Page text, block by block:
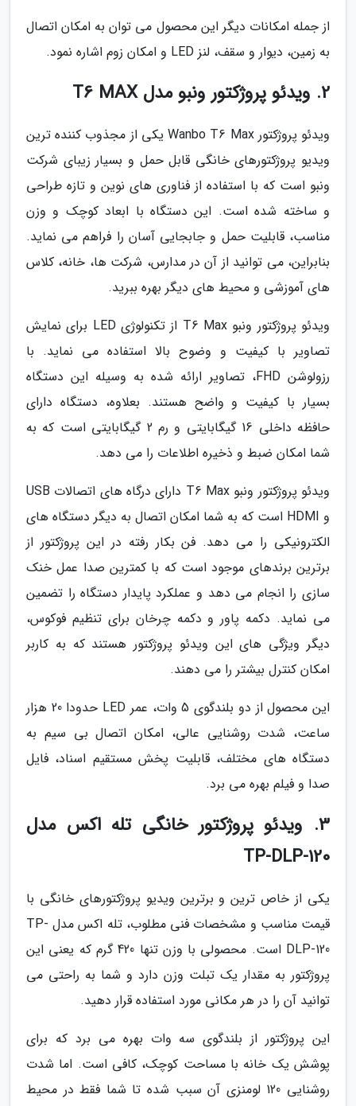
از جمله امکانات دیگر این محصول می توان به امکان اتصال
به زمین، دیوار و سقف، لنز LED و امکان زوم اشاره نمود.
2. ویدئو پروژکتور ونبو مدل T6 MAX
ویدئو پروژکتور Wanbo T6 Max یکی از مجذوب کننده ترین
ویدیو پروژکتورهای خانگی قابل حمل و بسیار زیبای شرکت
ونبو است که با استفاده از فناوری های نوین و تازه طراحی
و ساخته شده است. این دستگاه با ابعاد کوچک و وزن
مناسب، قابلیت حمل و جابجایی آسان را فراهم می نماید.
بنابراین، می توانید از آن در مدارس، شرکت ها، خانه، کلاس
های آموزشی و محیط های دیگر بهره ببرید.
ویدئو پروژکتور ونبو T6 Max از تکنولوژی LED برای نمایش
تصاویر با کیفیت و وضوح بالا استفاده می نماید. با
رزولوشن FHD، تصاویر ارائه شده به وسیله این دستگاه
بسیار با کیفیت و واضح هستند. بعلاوه، دستگاه دارای
حافظه داخلی 16 گیگابایتی و رم 2 گیگابایتی است که به
شما امکان ضبط و ذخیره اطلاعات را می دهد.
ویدئو پروژکتور ونبو T6 Max دارای درگاه های اتصالات USB
و HDMI است که به شما امکان اتصال به دیگر دستگاه های
الکترونیکی را می دهد. فن بکار رفته در این پروژکتور از
برترین برندهای موجود است که با کمترین صدا عمل خنک
سازی را انجام می دهد و عملکرد پایدار دستگاه را تضمین
می نماید. دکمه پاور و دکمه چرخان برای تنظیم فوکوس،
دیگر ویژگی های این ویدئو پروژکتور هستند که به کاربر
امکان کنترل بیشتر را می دهند.
این محصول از دو بلندگوی 5 وات، عمر LED حدودا 20 هزار
ساعت، شدت روشنایی عالی، امکان اتصال بی سیم به
دستگاه های مختلف، قابلیت پخش مستقیم اسناد، فایل
صدا و فیلم بهره می برد.
3. ویدئو پروژکتور خانگی تله اکس مدل
TP-DLP-120
یکی از خاص ترین و برترین ویدیو پروژکتورهای خانگی با
قیمت مناسب و مشخصات فنی مطلوب، تله اکس مدل TP-
DLP-120 است. محصولی با وزن تنها 420 گرم که یعنی این
پروژکتور به مقدار یک تبلت وزن دارد و شما به راحتی می
توانید آن را در هر مکانی مورد استفاده قرار دهید.
این پروژکتور از بلندگوی سه وات بهره می برد که برای
پوشش یک خانه با مساحت کوچک، کافی است. اما شدت
روشنایی 120 لومنزی آن سبب شده تا شما فقط در محیط